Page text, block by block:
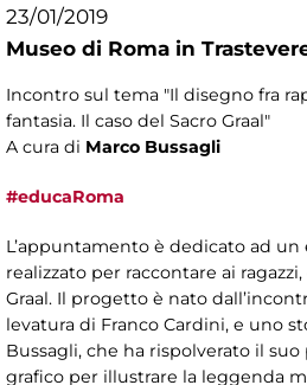
23/01/2019
Museo di Roma in
Incontro sul tema "Il disegno fra
fantasia. Il caso del Sacro Graal"
A cura di Marco Bussagli ​
#educaRoma
L’appuntamento è dedicato ad
realizzato per raccontare ai
Graal. Il progetto è nato
levatura di Franco Cardini, e uno
Bussagli, che ha rispolverato il
grafico per illustrare la leggenda